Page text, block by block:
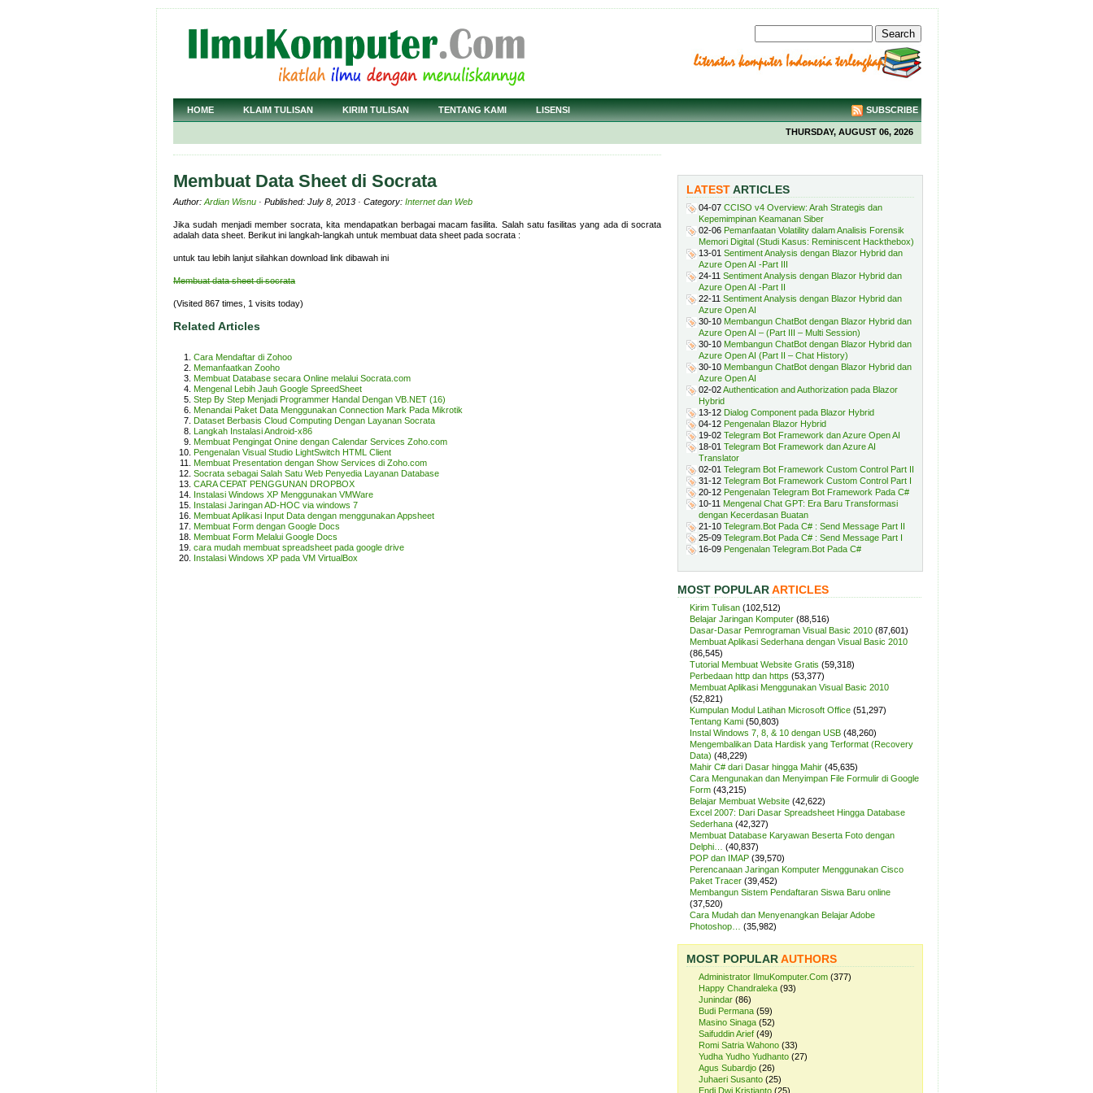
HOME KLAIM TULISAN KIRIM TULISAN TENTANG KAMI LISENSI SUBSCRIBE
THURSDAY, AUGUST 06, 2026
Membuat Data Sheet di Socrata
Author: Ardian Wisnu · Published: July 8, 2013 · Category: Internet dan Web
Jika sudah menjadi member socrata, kita mendapatkan berbagai macam fasilita. Salah satu fasilitas yang ada di socrata
adalah data sheet. Berikut ini langkah-langkah untuk membuat data sheet pada socrata :
untuk tau lebih lanjut silahkan download link dibawah ini
Membuat data sheet di socrata
(Visited 867 times, 1 visits today)
Related Articles
Cara Mendaftar di Zohoo
Memanfaatkan Zooho
Membuat Database secara Online melalui Socrata.com
Mengenal Lebih Jauh Google SpreedSheet
Step By Step Menjadi Programmer Handal Dengan VB.NET (16)
Menandai Paket Data Menggunakan Connection Mark Pada Mikrotik
Dataset Berbasis Cloud Computing Dengan Layanan Socrata
Langkah Instalasi Android-x86
Membuat Pengingat Onine dengan Calendar Services Zoho.com
Pengenalan Visual Studio LightSwitch HTML Client
Membuat Presentation dengan Show Services di Zoho.com
Socrata sebagai Salah Satu Web Penyedia Layanan Database
CARA CEPAT PENGGUNAN DROPBOX
Instalasi Windows XP Menggunakan VMWare
Instalasi Jaringan AD-HOC via windows 7
Membuat Aplikasi Input Data dengan menggunakan Appsheet
Membuat Form dengan Google Docs
Membuat Form Melalui Google Docs
cara mudah membuat spreadsheet pada google drive
Instalasi Windows XP pada VM VirtualBox
LATESTARTICLES
04-07 CCISO v4 Overview: Arah Strategis dan
Kepemimpinan Keamanan Siber
02-06 Pemanfaatan Volatility dalam Analisis Forensik
Memori Digital (Studi Kasus: Reminiscent Hackthebox)
13-01 Sentiment Analysis dengan Blazor Hybrid dan
Azure Open AI -Part III
24-11 Sentiment Analysis dengan Blazor Hybrid dan
Azure Open AI -Part II
22-11 Sentiment Analysis dengan Blazor Hybrid dan
Azure Open AI
30-10 Membangun ChatBot dengan Blazor Hybrid dan
Azure Open AI – (Part III – Multi Session)
30-10 Membangun ChatBot dengan Blazor Hybrid dan
Azure Open AI (Part II – Chat History)
30-10 Membangun ChatBot dengan Blazor Hybrid dan
Azure Open AI
02-02Authentication and Authorization pada Blazor
Hybrid
13-12 Dialog Component pada Blazor Hybrid
04-12 Pengenalan Blazor Hybrid
19-02 Telegram Bot Framework dan Azure Open AI
18-01 Telegram Bot Framework dan Azure AI
Translator
02-01 Telegram Bot Framework Custom Control Part II
31-12 Telegram Bot Framework Custom Control Part I
20-12 Pengenalan Telegram Bot Framework Pada C#
10-11 Mengenal Chat GPT: Era Baru Transformasi
dengan Kecerdasan Buatan
21-10 Telegram.Bot Pada C# : Send Message Part II
25-09 Telegram.Bot Pada C# : Send Message Part I
16-09 Pengenalan Telegram.Bot Pada C#
MOST POPULARARTICLES
Kirim Tulisan (102,512)
Belajar Jaringan Komputer (88,516)
Dasar-Dasar Pemrograman Visual Basic 2010 (87,601)
Membuat Aplikasi Sederhana dengan Visual Basic 2010
(86,545)
Tutorial Membuat Website Gratis (59,318)
Perbedaan http dan https (53,377)
Membuat Aplikasi Menggunakan Visual Basic 2010
(52,821)
Kumpulan Modul Latihan Microsoft Office (51,297)
Tentang Kami (50,803)
Instal Windows 7, 8, & 10 dengan USB (48,260)
Mengembalikan Data Hardisk yang Terformat (Recovery
Data) (48,229)
Mahir C# dari Dasar hingga Mahir (45,635)
Cara Mengunakan dan Menyimpan File Formulir di Google
Form (43,215)
Belajar Membuat Website (42,622)
Excel 2007: Dari Dasar Spreadsheet Hingga Database
Sederhana (42,327)
Membuat Database Karyawan Beserta Foto dengan
Delphi…
(40,837)
POP dan IMAP (39,570)
Perencanaan Jaringan Komputer Menggunakan Cisco
Paket Tracer (39,452)
Membangun Sistem Pendaftaran Siswa Baru online
(37,520)
Cara Mudah dan Menyenangkan Belajar Adobe
Photoshop…
(35,982)
MOST POPULARAUTHORS
Administrator IlmuKomputer.Com (377)
Happy Chandraleka (93)
Junindar (86)
Budi Permana (59)
Masino Sinaga (52)
Saifuddin Arief (49)
Romi Satria Wahono (33)
Yudha Yudho Yudhanto (27)
Agus Subardjo (26)
Juhaeri Susanto (25)
Endi Dwi Kristianto (25)